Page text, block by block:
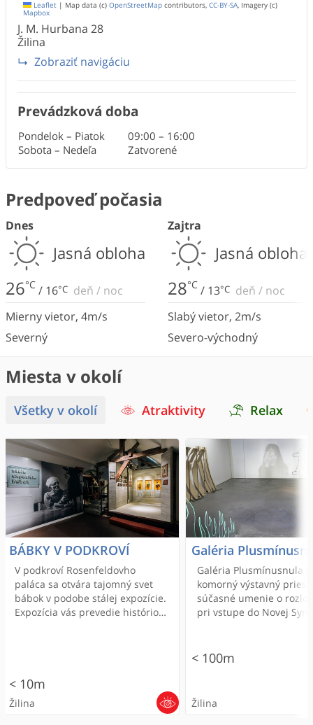
Leaflet | Map data (c) OpenStreetMap contributors, CC-BY-SA, Imagery (c)
Mapbox
J. M. Hurbana 28
Žilina
Zobraziť navigáciu
Prevádzková doba
Pondelok – Piatok 09:00 – 16:00
Sobota – Nedeľa
Zatvorené
Predpoveď počasia
Dnes
Jasná obloha
26°C / 16°C deň / noc
Mierny vietor, 4m/s
Severný
Zajtra
Jasná obloha
28°C / 13°C deň / noc
Slabý vietor, 2m/s
Severo-východný
Miesta v okolí
Všetky v okolí Atraktivity Relax
BÁBKY V PODKROVÍ
V podkroví Rosenfeldovho
paláca sa otvára tajomný svet
bábok v podobe stálej expozície.
Expozícia vás prevedie históriou
skutočný divadelný svet.
Kráčajte po chodníku plnom
histórie, stretnite rôzne typy
< 10m
Žilina
Galéria
Galéria Plusmínusnula
komorný výstavný
súčasné umenie o
pri vstupe do Novej
< 100m
Žilina